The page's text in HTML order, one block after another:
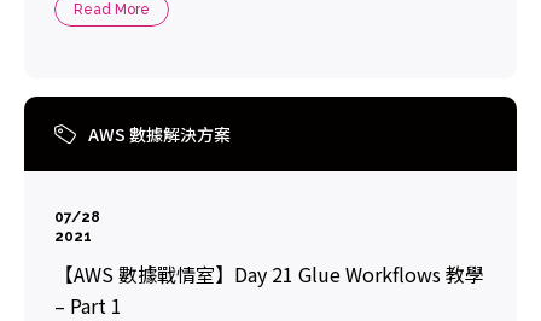
Read More
AWS 數據解決方案
07/28
2021
【AWS 數據戰情室】Day 21 Glue Workflows 教學
– Part 1